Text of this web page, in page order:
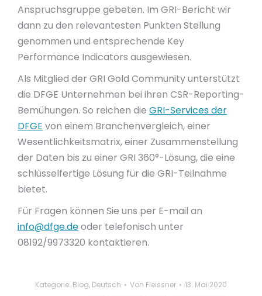
Anspruchsgruppe gebeten. Im GRI-Bericht wir
dann zu den relevantesten Punkten Stellung
genommen und entsprechende Key
Performance Indicators ausgewiesen.
Als Mitglied der GRI Gold Community unterstützt
die DFGE Unternehmen bei ihren CSR-Reporting-
Bemühungen. So reichen die GRI-Services der
DFGE von einem Branchenvergleich, einer
Wesentlichkeitsmatrix, einer Zusammenstellung
der Daten bis zu einer GRI 360°-Lösung, die eine
schlüsselfertige Lösung für die GRI-Teilnahme
bietet.
Für Fragen können Sie uns per E-mail an
info@dfge.deoder telefonisch unter
08192/9973320 kontaktieren.
Kategorie: Blog, Deutsch Von Fleissner
13. Mai 2020